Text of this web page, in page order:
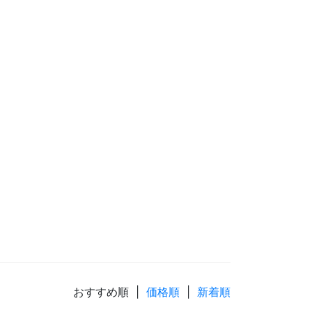
おすすめ順 | 価格順 新着順